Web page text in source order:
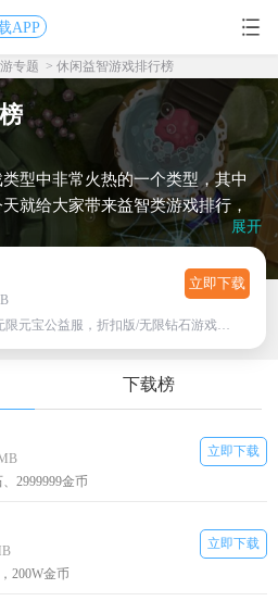
APP
专题 > 休闲益智游戏排行榜
型中非常火热的一个类型，其中
就给大家带来益智类游戏排行，
展开
聚合全网BT/GM无限元宝公益服，折扣版/无限钻石游戏下载
立即下载
下载榜
2999999金币
立即下载
200W金币
立即下载